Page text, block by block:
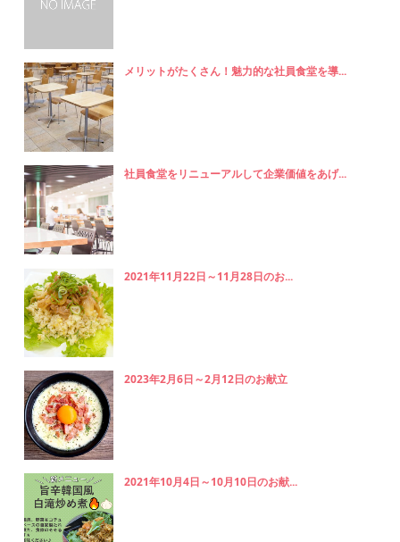
メリットがたくさん！魅力的な社員食堂を導...
社員食堂をリニューアルして企業価値をあげ...
2021年11月22日～11月28日のお...
2023年2月6日～2月12日のお献立
2021年10月4日～10月10日のお献...